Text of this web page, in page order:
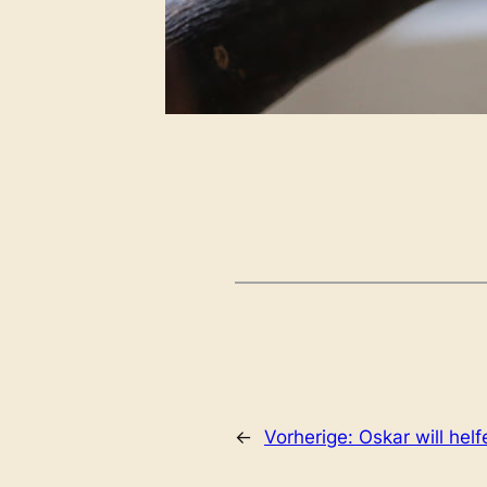
← Vorherige: Oskar will